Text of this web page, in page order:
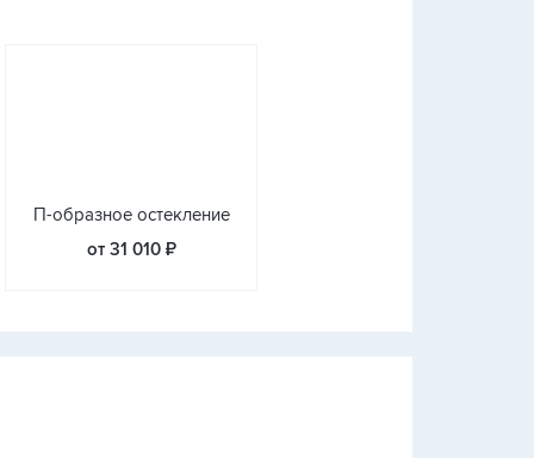
П-образное остекление
от 31 010 ₽